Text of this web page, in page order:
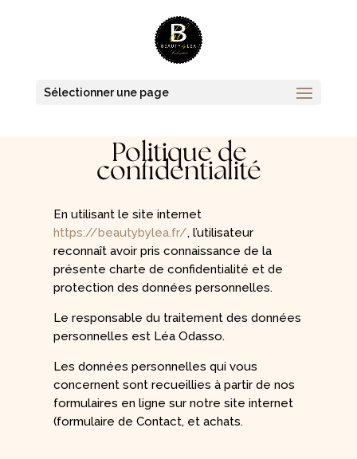
Sélectionner une page
Politique de
confidentialité
En utilisant le site internet
https://beautybylea.fr/, l’utilisateur
reconnaît avoir pris connaissance de la
présente charte de confidentialité et de
protection des données personnelles.
Le responsable du traitement des données
personnelles est Léa Odasso.
Les données personnelles qui vous
concernent sont recueillies à partir de nos
formulaires en ligne sur notre site internet
(formulaire de Contact, et achats.